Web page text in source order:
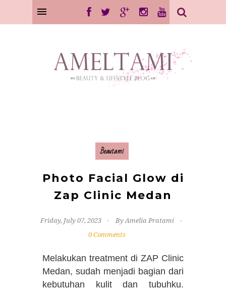
Beautami
Photo Facial Glow di
Zap Clinic Medan
Friday, July 07, 2023
By Amelia Pratami
0 Comments
Melakukan treatment di ZAP Clinic
Medan, sudah menjadi bagian dari
kebutuhan kulit dan tubuhku.